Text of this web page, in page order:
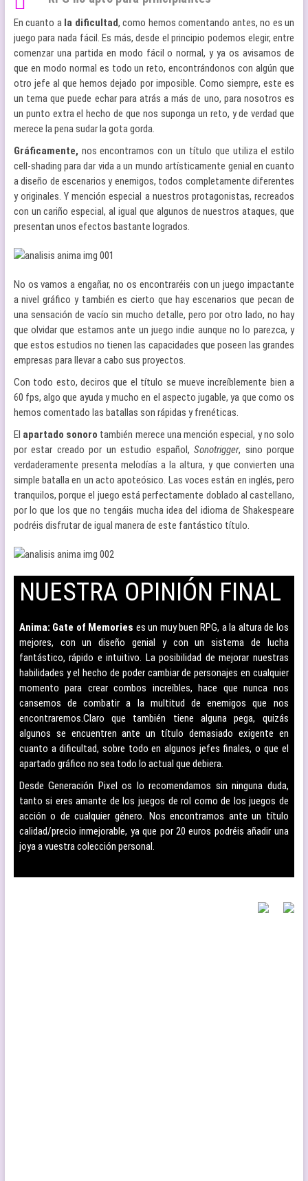
En cuanto ala dificultad, como hemos comentando antes, no es un
juego para nada fácil. Es más, desde el principio podemos elegir, entre
comenzar una partida en modo fácil o normal, y ya os avisamos de
que en modo normal es todo un reto, encontrándonos con algún que
otro jefe al que hemos dejado por imposible. Como siempre, este es
un tema que puede echar para atrás a más de uno, para nosotros es
un punto extra el hecho de que nos suponga un reto, y de verdad que
merece la pena sudar la gota gorda.
Gráficamente, nos encontramos con un título que utiliza el estilo
cell-shading para dar vida a un mundo artísticamente genial en cuanto
a diseño de escenarios y enemigos, todos completamente diferentes
y originales. Y mención especial a nuestros protagonistas, recreados
con un cariño especial, al igual que algunos de nuestros ataques, que
presentan unos efectos bastante logrados.
No os vamos a engañar, no os encontraréis con un juego impactante
a nivel gráfico y también es cierto que hay escenarios que pecan de
una sensación de vacío sin mucho detalle, pero por otro lado, no hay
que olvidar que estamos ante un juego indie aunque no lo parezca, y
que estos estudios no tienen las capacidades que poseen las grandes
empresas para llevar a cabo sus proyectos.
Con todo esto, deciros que el título se mueve increíblemente bien a
60 fps, algo que ayuda y mucho en el aspecto jugable, ya que como os
hemos comentado las batallas son rápidas y frenéticas.
El apartado sonoro también merece una mención especial, y no solo
por estar creado por un estudio español,Sonotrigger, sino porque
verdaderamente presenta melodías a la altura, y que convierten una
simple batalla en un acto apoteósico. Las voces están en inglés, pero
tranquilos, porque el juego está perfectamente doblado al castellano,
por lo que los que no tengáis mucha idea del idioma de Shakespeare
podréis disfrutar de igual manera de este fantástico título.
NUESTRA OPINIÓN FINAL
Anima: Gate of Memories es un muy buen RPG, a la altura de los
mejores, con un diseño genial y con un sistema de lucha
fantástico, rápido e intuitivo. La posibilidad de mejorar nuestras
habilidades y el hecho de poder cambiar de personajes en cualquier
momento para crear combos increíbles, hace que nunca nos
cansemos de combatir a la multitud de enemigos que nos
encontraremos.Claro que también tiene alguna pega, quizás
algunos se encuentren ante un título demasiado exigente en
cuanto a dificultad, sobre todo en algunos jefes finales, o que el
apartado gráfico no sea todo lo actual que debiera.
Desde Generación Pixel os lo recomendamos sin ninguna duda,
tanto si eres amante de los juegos de rol como de los juegos de
acción o de cualquier género. Nos encontramos ante un título
calidad/precio inmejorable, ya que por 20 euros podréis añadir una
joya a vuestra colección personal.